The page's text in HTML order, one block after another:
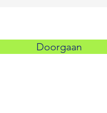
Doorgaan